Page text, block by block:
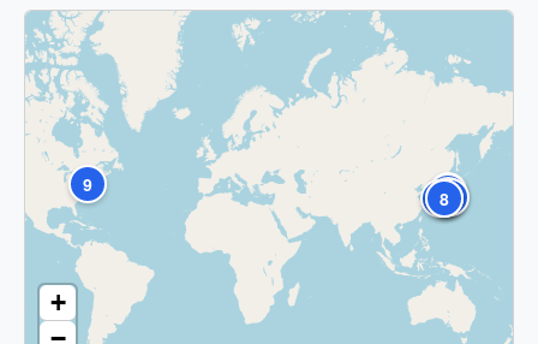
1
2
3
4
5
67
8
9
10
+